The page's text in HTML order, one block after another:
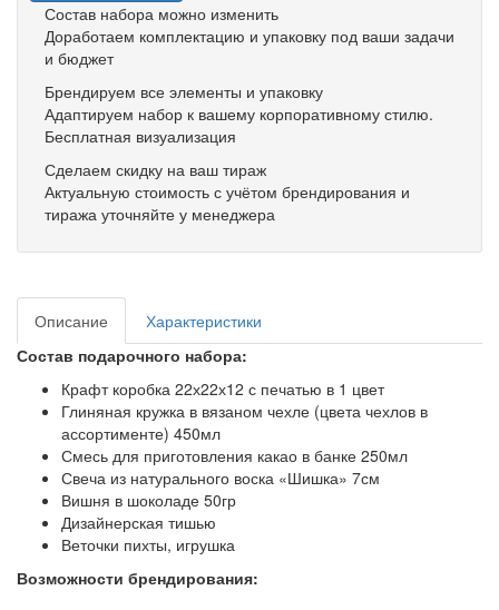
Состав набора можно изменить
Доработаем комплектацию и упаковку под ваши задачи
и бюджет
Брендируем все элементы и упаковку
Адаптируем набор к вашему корпоративному стилю.
Бесплатная визуализация
Сделаем скидку на ваш тираж
Актуальную стоимость с учётом брендирования и
тиража уточняйте у менеджера
Описание
Характеристики
Состав подарочного набора:
Крафт коробка 22х22х12 с печатью в 1 цвет
Глиняная кружка в вязаном чехле (цвета чехлов в
ассортименте) 450мл
Смесь для приготовления какао в банке 250мл
Свеча из натурального воска «Шишка» 7см
Вишня в шоколаде 50гр
Дизайнерская тишью
Веточки пихты, игрушка
Возможности брендирования: